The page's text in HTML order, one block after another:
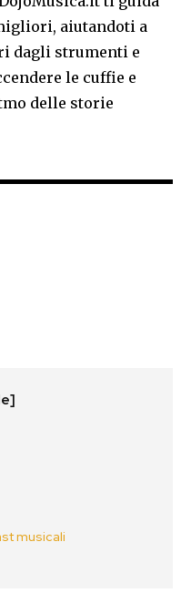
aiutandoti a
dagli strumenti e
le cuffie e
delle storie
musicali